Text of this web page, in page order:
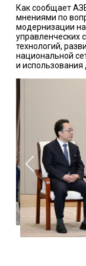
Как сообщает
мнениями по
модернизации
управленческих
технологий,
национальной
и